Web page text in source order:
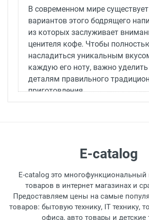
В современном мире существует
вариантов этого бодрящего
из которых заслуживает
ценителя кофе. Чтобы
насладиться уникальным
каждую его ноту, важно
деталям правильного
приготовления.
кофемолке, специально
оборудования. Поэтому в нашем
магазине вы найдете не только
оборудование для отличного
рекомендации по выбору
E-catalog
E-catalog это многофункциональный
товаров в интернет магазинах и
Предоставляем цены на самые
товаров: бытовую технику, IT технику,
офиса, авто товары и детские